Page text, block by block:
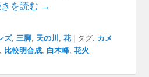
きを読む →
ズ,三脚, 天の川 ,花 タグ: カメ
, 比較明合成, 白木峰,花火